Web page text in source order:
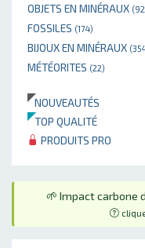
OBJETS EN MINÉRAUX
FOSSILES (174)
BIJOUX EN MINÉRAUX
MÉTÉORITES (22)
NOUVEAUTÉS
TOP QUALITÉ
PRODUITS PRO
🌱 Impact carbone